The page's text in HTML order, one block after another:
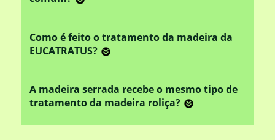
Como é feito o tratamento da madeira da
EUCATRATUS?
A madeira serrada recebe o mesmo tipo de
tratamento da madeira roliça?